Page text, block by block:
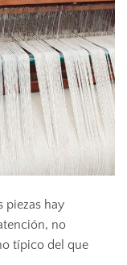
piezas hay
no
típico del que